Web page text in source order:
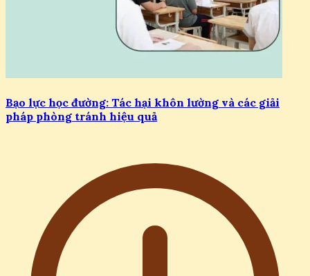
Bạo lực học đường: Tác hại khôn lường và các giải
pháp phòng tránh hiệu quả